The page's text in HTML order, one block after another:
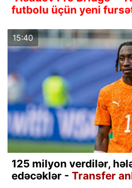
futbolu üçün yeni
15:40
125 milyon verdilər,
edəcəklər - Transfer